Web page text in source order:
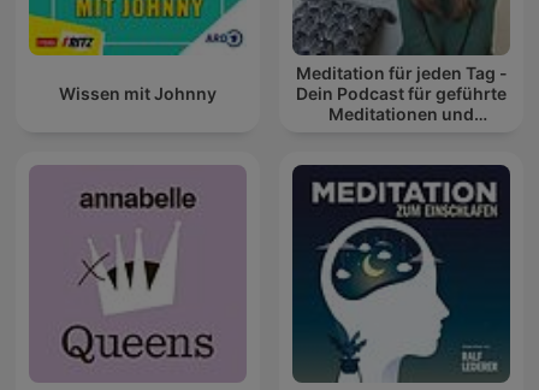
Wissen mit Johnny
Meditation für jeden Tag -
Dein Podcast für geführte
Meditationen und